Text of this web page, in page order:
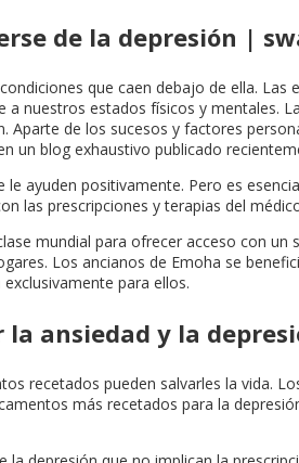
de la depresión |
que caen debajo de ella.
nuestros estados físicos y mentales.
de los sucesos y factores
blog exhaustivo publicado
ayuden positivamente. Pero es
las prescripciones y terapias del
mundial para ofrecer acceso con
Los ancianos de Emoha se
para ellos.
ansiedad y la
recetados pueden salvarles la vida.
más recetados para la